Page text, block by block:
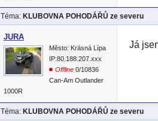
Téma: KLUBOVNA POHODÁŘŮ ze severu
JURA
Město: Krásná Lípa
IP:80.188.207.xxx
Offline 0/10836
Can-Am Outlander
1000R
Já
Téma: KLUBOVNA POHODÁŘŮ ze severu